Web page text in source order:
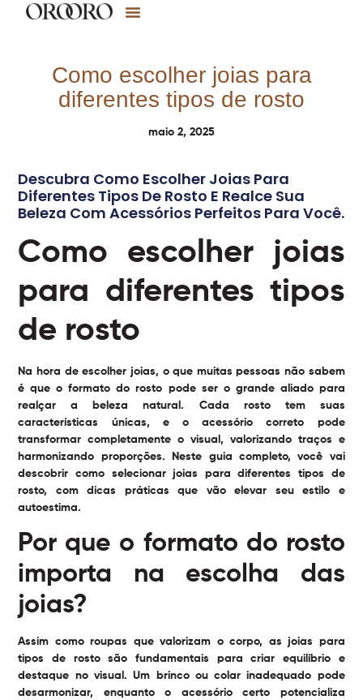
Como escolher joias para
diferentes tipos de rosto
maio 2, 2025
Descubra Como Escolher Joias Para
Diferentes Tipos De Rosto E Realce Sua
Beleza Com Acessórios Perfeitos Para Você.
Como escolher joias
para diferentes tipos
de rosto
Na hora de escolher joias, o que muitas pessoas não sabem
é que o formato do rosto pode ser o grande aliado para
realçar a beleza natural. Cada rosto tem suas
características únicas, e o acessório correto pode
transformar completamente o visual, valorizando traços e
harmonizando proporções. Neste guia completo, você vai
descobrir como selecionar joias para diferentes tipos de
rosto, com dicas práticas que vão elevar seu estilo e
autoestima.
Por que o formato do rosto
importa na escolha das
joias?
Assim como roupas que valorizam o corpo, as joias para
tipos de rostosão fundamentais para criar equilíbrio e
destaque no visual. Um brinco ou colar inadequado pode
desarmonizar, enquanto o acessório certo potencializa